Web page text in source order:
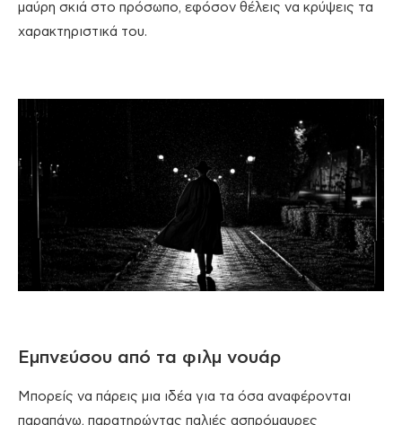
μαύρη σκιά στο πρόσωπο, εφόσον θέλεις να κρύψεις τα
χαρακτηριστικά του.
Εμπνεύσου από τα φιλμ νουάρ
Μπορείς να πάρεις μια ιδέα για τα όσα αναφέρονται
παραπάνω, παρατηρώντας παλιές ασπρόμαυρες